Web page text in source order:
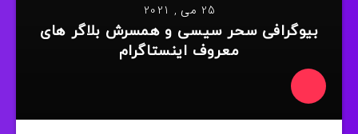
25 می , 2021
بیوگرافی سحر سیسی و همسرش بلاگر های
معروف اینستاگرام